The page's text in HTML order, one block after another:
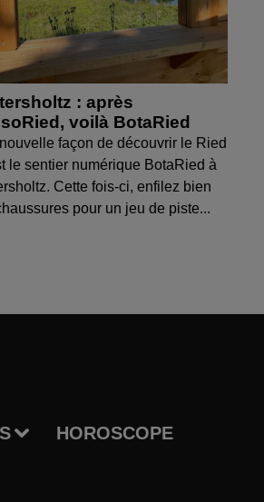
: après
voilà BotaRied
façon de découvrir le Ried
le sentier numérique BotaRied à
Cette fois-ci, enfilez bien
pour un jeu de piste...
HOROSCOPE